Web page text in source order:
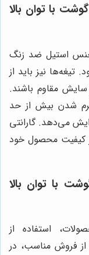
با توان بالا
جنس استیل ضد زنگ
نیز باید از
مقاوم باشند.
شدن بیش از حد
می‌دهد. گارانتی
از کیفیت محصول خود
با توان بالا
استفاده از
فروش مناسب، در